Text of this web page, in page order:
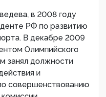
в 2008 году
РФ по развитию
В декабре 2009
Олимпийского
занял должности
и
совершенствованию